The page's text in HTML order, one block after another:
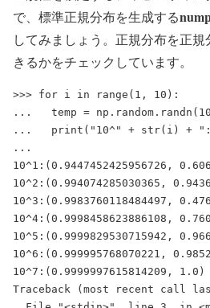
で、標準正規分布を生成する
してみましょう。正規分布を正
きるかをチェックしています。
>>> for i in range(1, 10):
...   temp =
...   print("10^" + str(i) +
...
10^1:(0.9447452425956726,
10^2:(0.994074285030365,
10^3:(0.9983760118484497,
10^4:(0.9998458623886108,
10^5:(0.9999829530715942,
10^6:(0.999995768070221,
10^7:(0.9999997615814209, 1.0)
Traceback (most recent call